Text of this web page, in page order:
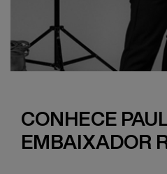
CONHECE
EMBAIXADOR